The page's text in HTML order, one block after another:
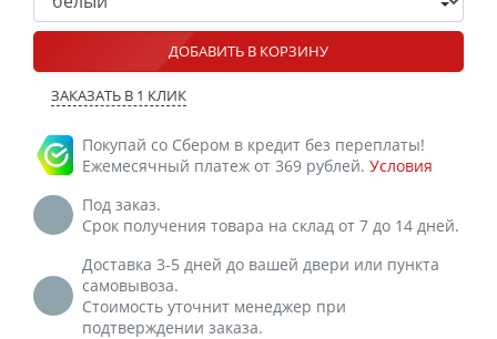
ДОБАВИТЬ В КОРЗИНУ
ЗАКАЗАТЬ В 1 КЛИК
Покупай со Сбером в кредит без переплаты!
Ежемесячный платеж от 369 рублей. Условия
Под заказ.
Срок получения товара на склад от 7 до 14 дней.
Доставка 3-5 дней до вашей двери или пункта
самовывоза.
Стоимость уточнит менеджер при
подтверждении заказа.